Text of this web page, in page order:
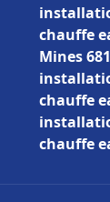
chauffe
Mines
chauffe
chauffe